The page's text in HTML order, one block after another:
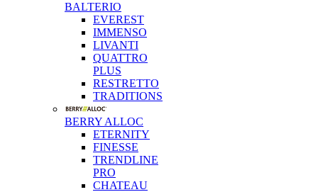
BALTERIO
EVEREST
IMMENSO
LIVANTI
QUATTRO
PLUS
RESTRETTO
TRADITIONS
BERRY ALLOC
ETERNITY
FINESSE
TRENDLINE
PRO
CHATEAU